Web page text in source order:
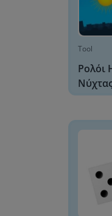
Tool
Ρολόι